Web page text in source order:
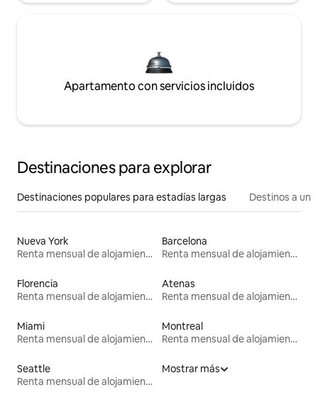
Apartamento con servicios incluidos
Destinaciones para explorar
Destinaciones populares para estadías largas Destinos a un
Nueva York
Renta mensual de alojamientos
Barcelona
Renta mensual de alojamientos
Florencia
Renta mensual de alojamientos
Atenas
Renta mensual de alojamientos
Miami
Renta mensual de alojamientos
Montreal
Renta mensual de alojamientos
Seattle
Renta mensual de alojamientos
Mostrar más